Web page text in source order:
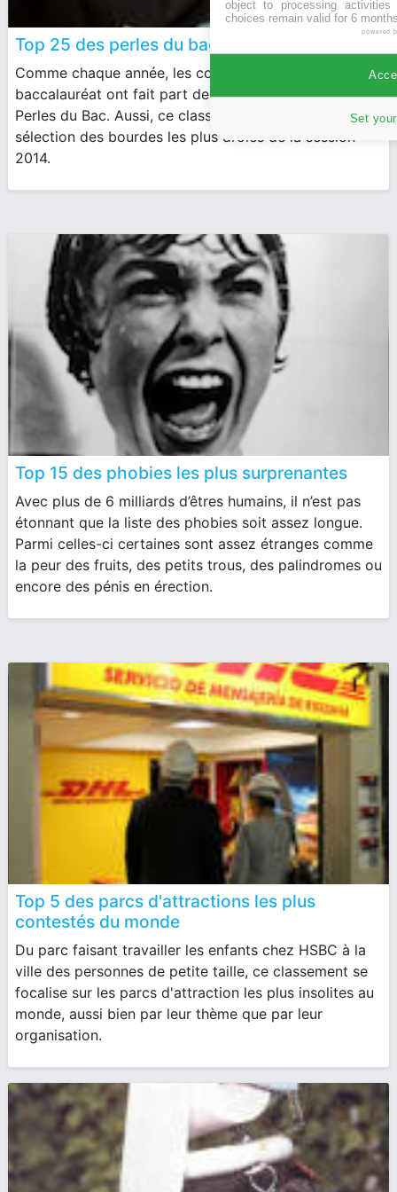
Top 25 des perles du bac 2014
Comme chaque année, les correcteurs des copies du
baccalauréat ont fait part de leurs trouvailles au site
Perles du Bac. Aussi, ce classement vous propose une
sélection des bourdes les plus drôles de la session
2014.
Top 15 des phobies les plus surprenantes
Avec plus de 6 milliards d’êtres humains, il n’est pas
étonnant que la liste des phobies soit assez longue.
Parmi celles-ci certaines sont assez étranges comme
la peur des fruits, des petits trous, des palindromes ou
encore des pénis en érection.
Top 5 des parcs d'attractions les plus
contestés du monde
Du parc faisant travailler les enfants chez HSBC à la
ville des personnes de petite taille, ce classement se
focalise sur les parcs d'attraction les plus insolites au
monde, aussi bien par leur thème que par leur
organisation.
object to processing
choices remain valid for 6
powered
Set